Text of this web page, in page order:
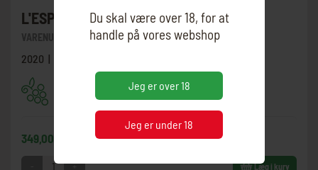
Du skal være over 18, for at
handle på vores webshop
Jeg er over 18
Jeg er under 18
L'ESPRIT DE CHEVALIER
VARENUMMER: 3311001-20
2020 | Frankrig | Cabernet Sauvignon, Merlot
349,00 DKK
+ Læg i kurv